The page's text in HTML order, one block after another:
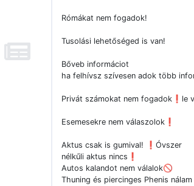
Rómákat nem fogadok!
Tusolási lehetőséged is van!
Bőveb informáciot
ha felhívsz szívesen adok több
Privát számokat nem fogadok❗le
Esemesekre nem válaszolok❗
Aktus csak is gumival! ❗️Óvszer
nélkűli aktus nincs❗️
Autos kalandot nem válalok🚫
Thuning és piercinges Phenis